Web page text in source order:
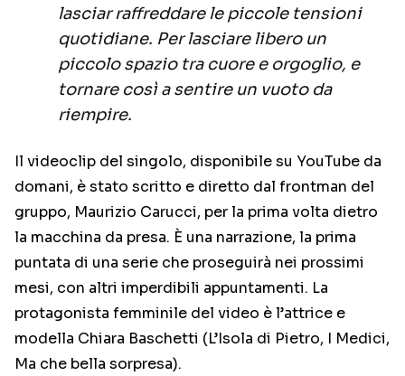
lasciar raffreddare le piccole tensioni
quotidiane. Per lasciare libero un
piccolo spazio tra cuore e orgoglio, e
tornare così a sentire un vuoto da
riempire.
Il videoclip del singolo, disponibile su YouTube da
domani, è stato scritto e diretto dal frontman del
gruppo, Maurizio Carucci, per la prima volta dietro
la macchina da presa. È una narrazione, la prima
puntata di una serie che proseguirà nei prossimi
mesi, con altri imperdibili appuntamenti. La
protagonista femminile del video è l’attrice e
modella Chiara Baschetti (L’Isola di Pietro, I Medici,
Ma che bella sorpresa).